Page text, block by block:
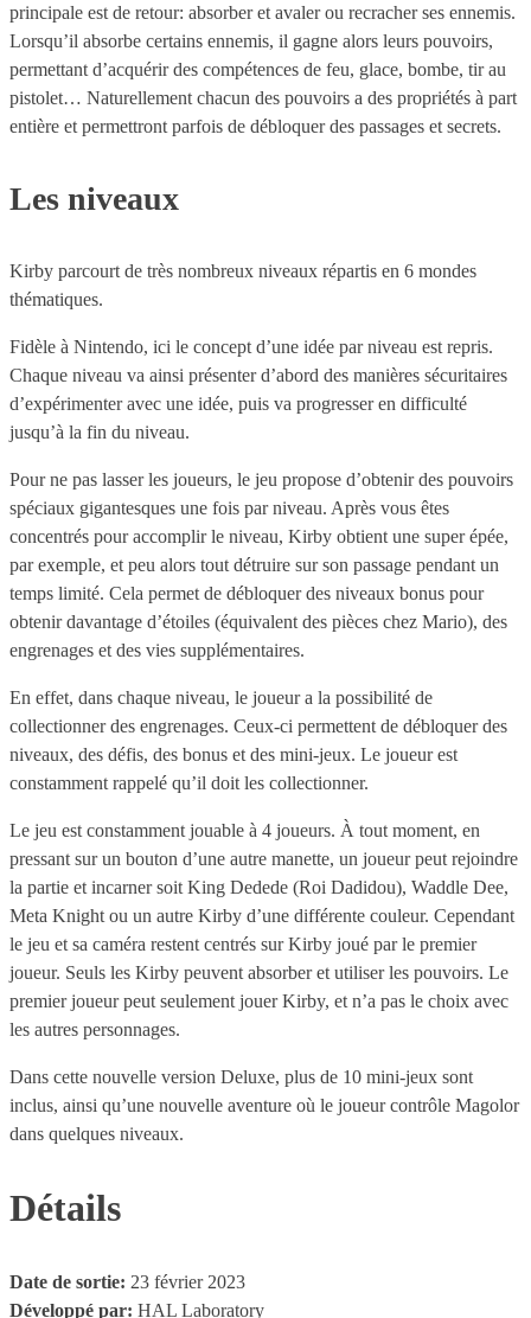
principale est de retour: absorber et avaler ou recracher ses ennemis.
Lorsqu’il absorbe certains ennemis, il gagne alors leurs pouvoirs,
permettant d’acquérir des compétences de feu, glace, bombe, tir au
pistolet… Naturellement chacun des pouvoirs a des propriétés à part
entière et permettront parfois de débloquer des passages et secrets.
Les niveaux
Kirby parcourt de très nombreux niveaux répartis en 6 mondes
thématiques.
Fidèle à Nintendo, ici le concept d’une idée par niveau est repris.
Chaque niveau va ainsi présenter d’abord des manières sécuritaires
d’expérimenter avec une idée, puis va progresser en difficulté
jusqu’à la fin du niveau.
Pour ne pas lasser les joueurs, le jeu propose d’obtenir des pouvoirs
spéciaux gigantesques une fois par niveau. Après vous êtes
concentrés pour accomplir le niveau, Kirby obtient une super épée,
par exemple, et peu alors tout détruire sur son passage pendant un
temps limité. Cela permet de débloquer des niveaux bonus pour
obtenir davantage d’étoiles (équivalent des pièces chez Mario), des
engrenages et des vies supplémentaires.
En effet, dans chaque niveau, le joueur a la possibilité de
collectionner des engrenages. Ceux-ci permettent de débloquer des
niveaux, des défis, des bonus et des mini-jeux. Le joueur est
constamment rappelé qu’il doit les collectionner.
Le jeu est constamment jouable à 4 joueurs. À tout moment, en
pressant sur un bouton d’une autre manette, un joueur peut rejoindre
la partie et incarner soit King Dedede (Roi Dadidou), Waddle Dee,
Meta Knight ou un autre Kirby d’une différente couleur. Cependant
le jeu et sa caméra restent centrés sur Kirby joué par le premier
joueur. Seuls les Kirby peuvent absorber et utiliser les pouvoirs. Le
premier joueur peut seulement jouer Kirby, et n’a pas le choix avec
les autres personnages.
Dans cette nouvelle version Deluxe, plus de 10 mini-jeux sont
inclus, ainsi qu’une nouvelle aventure où le joueur contrôle Magolor
dans quelques niveaux.
Détails
Date de sortie: 23 février 2023
Développé par: HAL Laboratory